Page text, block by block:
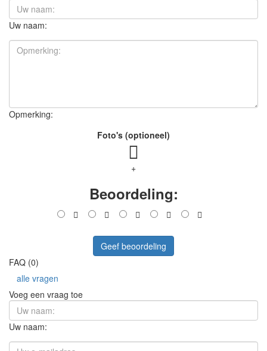
Uw naam:
Opmerking:
Foto's (optioneel)
+
Beoordeling:
Geef beoordeling
FAQ (0)
alle vragen
Voeg een vraag toe
Uw naam: